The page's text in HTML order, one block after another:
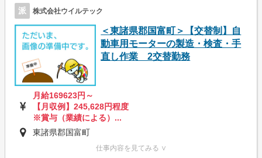
派 株式会社ウイルテック
＜東諸県郡国富町＞【交替制】自
動車用モーターの製造・検査・手
直し作業 2交替勤務
月給169623円～
【月収例】245,628円程度
※賞与（業績による）...
東諸県郡国富町
仕事内容を見てみる ∨